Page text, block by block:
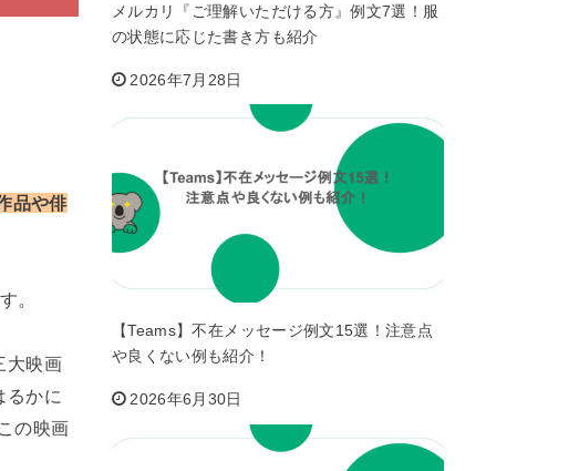
品や俳
。
大映画
るかに
の映画
メルカリ『ご理解いただける方』例文7選！服
の状態に応じた書き方も紹介
2026年7月28日
【Teams】不在メッセージ例文15選！注意点
や良くない例も紹介！
2026年6月30日